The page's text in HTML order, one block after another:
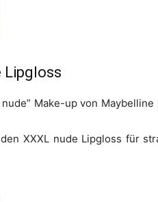
Lipgloss
Make-up von
XXXL nude Lipgloss für